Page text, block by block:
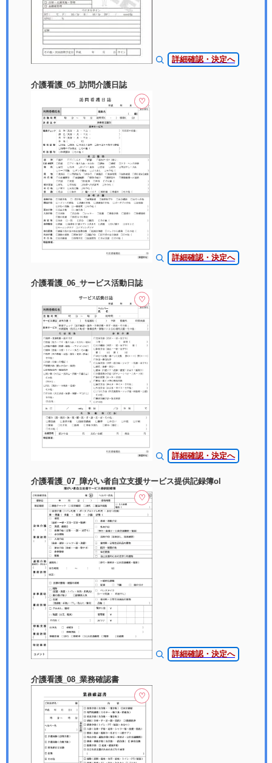
詳細確認・決定へ
介護看護_05_訪問介護日誌
♡
詳細確認・決定へ
介護看護_06_サービス活動日誌
♡
詳細確認・決定へ
介護看護_07_障がい者自立支援サービス提供記録簿ol
♡
詳細確認・決定へ
介護看護_08_業務確認書
♡